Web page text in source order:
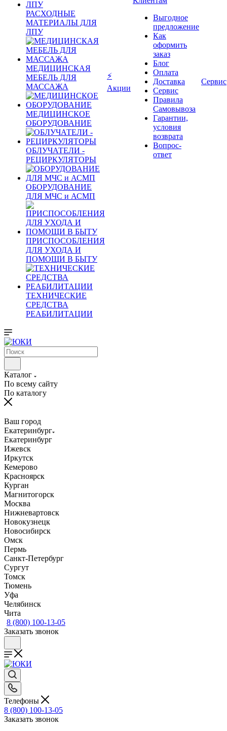
РАСХОДНЫЕ
МАТЕРИАЛЫ ДЛЯ
ЛПУ
МЕДИЦИНСКАЯ
МЕБЕЛЬ ДЛЯ
МАССАЖА
МЕДИЦИНСКОЕ
ОБОРУДОВАНИЕ
ОБЛУЧАТЕЛИ -
РЕЦИРКУЛЯТОРЫ
ОБОРУДОВАНИЕ
ДЛЯ МЧС и АСМП
ПРИСПОСОБЛЕНИЯ
ДЛЯ УХОДА И
ПОМОЩИ В БЫТУ
ТЕХНИЧЕСКИЕ
СРЕДСТВА
РЕАБИЛИТАЦИИ
⚡
Акции
Выгодное
предложение
Как
оформить
заказ
Блог
Оплата
Доставка
Сервис
Правила
Самовывоза
Гарантии,
условия
возврата
Вопрос-
ответ
Сервис
Каталог
По всему сайту
По каталогу
Ваш город
Екатеринбург
Екатеринбург
Ижевск
Иркутск
Кемерово
Красноярск
Курган
Магнитогорск
Москва
Нижневартовск
Новокузнецк
Новосибирск
Омск
Пермь
Санкт-Петербург
Сургут
Томск
Тюмень
Уфа
Челябинск
Чита
8 (800) 100-13-05
Заказать звонок
Телефоны
8 (800) 100-13-05
Заказать звонок